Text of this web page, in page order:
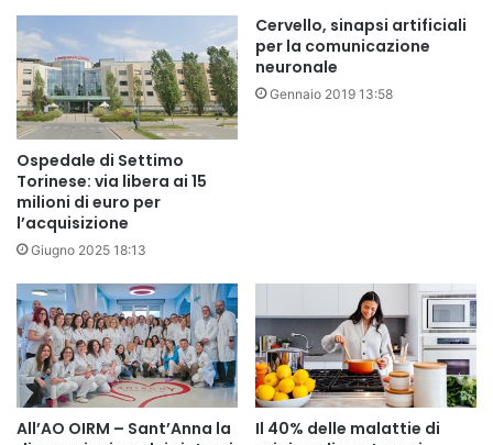
Ospedale di Settimo
Torinese: via libera ai 15
milioni di euro per
l’acquisizione
Giugno 2025 18:13
Cervello, sinapsi artificiali
per la comunicazione
neuronale
Gennaio 2019 13:58
All’AO OIRM – Sant’Anna la
Il 40% delle malattie di